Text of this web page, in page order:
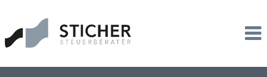
Steuerberatung
Profil